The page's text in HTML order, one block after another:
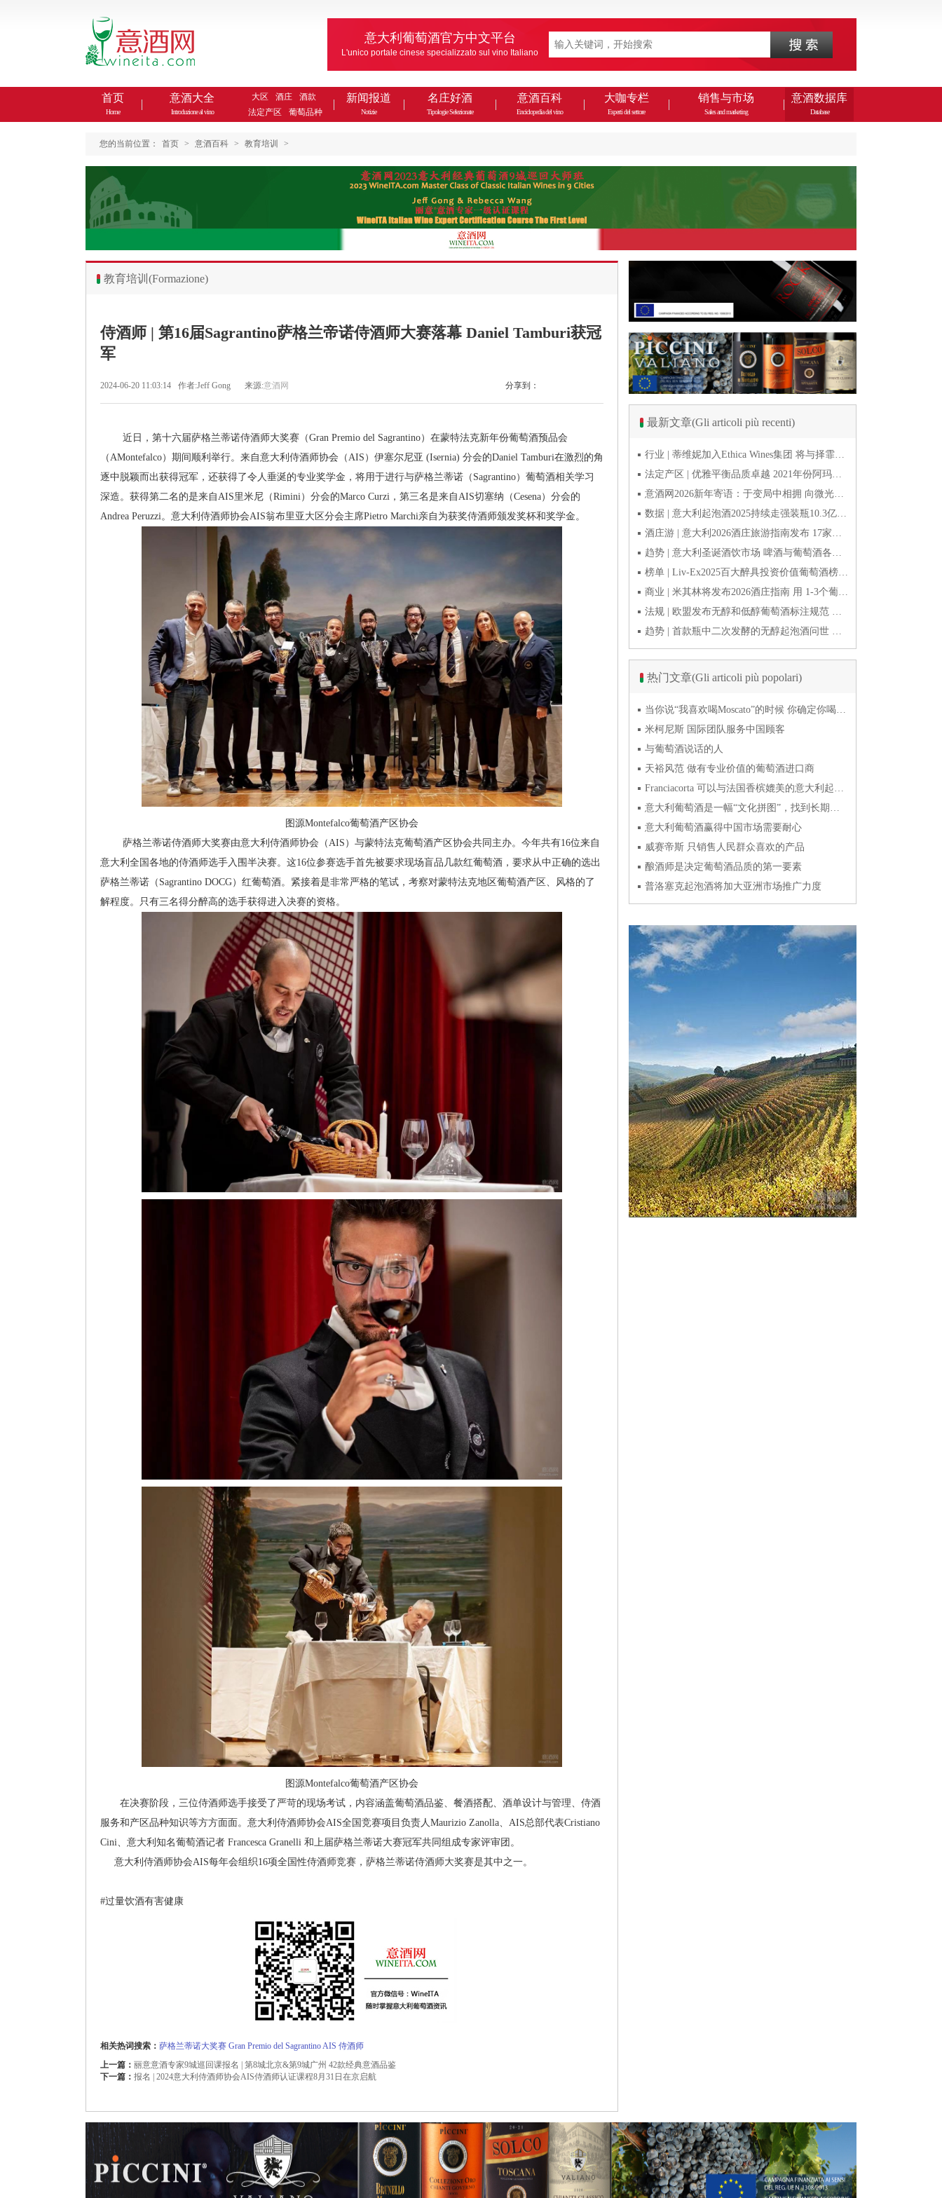
意大利葡萄酒官方中文平台
L'unico portale cinese specializzato sul vino Italiano
首页
Home
意酒大全
Introduzione al vino
大区 酒庄
酒款
法定产区
葡萄品种
新闻报道
Notizie
名庄好酒
Tipologie Selezionate
意酒百科
Enciclopedia del vino
大咖专栏
Esperti del settore
销售与市场
Sales and marketing
意酒数据库
Database
您的当前位置： 首页 > 意酒百科 > 教育培训 >
教育培训(Formazione)
侍酒师 | 第16届Sagrantino萨格兰帝诺侍酒师大赛落幕 Daniel Tamburi获冠
军
2024-06-20 11:03:14 作者:Jeff Gong 来源:意酒网 分享到：
近日，第十六届萨格兰蒂诺侍酒师大奖赛（Gran Premio del Sagrantino）在蒙特法克新年份葡萄酒预品会
（AMontefalco）期间顺利举行。来自意大利侍酒师协会（AIS）伊塞尔尼亚 (Isernia) 分会的Daniel Tamburi在激烈的角
逐中脱颖而出获得冠军，还获得了令人垂涎的专业奖学金，将用于进行与萨格兰蒂诺（Sagrantino）葡萄酒相关学习
深造。获得第二名的是来自AIS里米尼（Rimini）分会的Marco Curzi，第三名是来自AIS切塞纳（Cesena）分会的
Andrea Peruzzi。意大利侍酒师协会AIS翁布里亚大区分会主席Pietro Marchi亲自为获奖侍酒师颁发奖杯和奖学金。
图源Montefalco葡萄酒产区协会
萨格兰蒂诺侍酒师大奖赛由意大利侍酒师协会（AIS）与蒙特法克葡萄酒产区协会共同主办。今年共有16位来自
意大利全国各地的侍酒师选手入围半决赛。这16位参赛选手首先被要求现场盲品几款红葡萄酒，要求从中正确的选出
萨格兰蒂诺（Sagrantino DOCG）红葡萄酒。紧接着是非常严格的笔试，考察对蒙特法克地区葡萄酒产区、风格的了
解程度。只有三名得分醉高的选手获得进入决赛的资格。
图源Montefalco葡萄酒产区协会
在决赛阶段，三位侍酒师选手接受了严苛的现场考试，内容涵盖葡萄酒品鉴、餐酒搭配、酒单设计与管理、侍酒
服务和产区品种知识等方方面面。意大利侍酒师协会AIS全国竞赛项目负责人Maurizio Zanolla、AIS总部代表Cristiano
Cini、意大利知名葡萄酒记者 Francesca Granelli 和上届萨格兰蒂诺大赛冠军共同组成专家评审团。
意大利侍酒师协会AIS每年会组织16项全国性侍酒师竞赛，萨格兰蒂诺侍酒师大奖赛是其中之一。
#过量饮酒有害健康
相关热词搜索： 萨格兰蒂诺大奖赛 Gran Premio del SagrantinoAIS 侍酒师
上一篇： 丽意意酒专家9城巡回课报名 | 第8城北京&第9城广州 42款经典意酒品鉴
下一篇： 报名 | 2024意大利侍酒师协会AIS侍酒师认证课程8月31日在京启航
最新文章(Gli articoli più recenti)
行业 | 蒂维妮加入Ethica Wines集团 将与择霏罗共拓中国市场
法定产区 | 优雅平衡品质卓越 2021年份阿玛罗尼Amarone全球预品会落幕
意酒网2026新年寄语：于变局中相拥 向微光而前行
数据 | 意大利起泡酒2025持续走强装瓶10.3亿瓶 普罗塞克风靡全球
酒庄游 | 意大利2026酒庄旅游指南发布 17家葡萄酒博物馆别错过
趋势 | 意大利圣诞酒饮市场 啤酒与葡萄酒各自精彩
榜单 | Liv-Ex2025百大醉具投资价值葡萄酒榜单发布 20款意酒入选
商业 | 米其林将发布2026酒庄指南 用 1-3个葡萄串为部分酒庄评级
法规 | 欧盟发布无醇和低醇葡萄酒标注规范 无醇酒可以被种出来吗
趋势 | 首款瓶中二次发酵的无醇起泡酒问世 意大利酿酒师用特种酵母开创历史
热门文章(Gli articoli più popolari)
当你说“我喜欢喝Moscato”的时候 你确定你喝的到底是什么吗？
米柯尼斯 国际团队服务中国顾客
与葡萄酒说话的人
天裕风范 做有专业价值的葡萄酒进口商
Franciacorta 可以与法国香槟媲美的意大利起泡酒
意大利葡萄酒是一幅“文化拼图”，找到长期合作伙伴最具挑战
意大利葡萄酒赢得中国市场需要耐心
威赛帝斯 只销售人民群众喜欢的产品
酿酒师是决定葡萄酒品质的第一要素
普洛塞克起泡酒将加大亚洲市场推广力度